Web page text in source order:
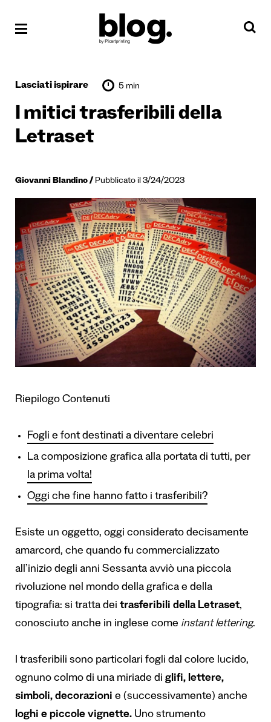
Lasciati ispirare 5 min
I mitici trasferibili della
Letraset
Giovanni Blandino Pubblicato il 3/24/2023
Riepilogo Contenuti
Fogli e font destinati a diventare celebri
La composizione grafica alla portata di tutti, per
la prima volta!
Oggi che fine hanno fatto i trasferibili?
Esiste un oggetto, oggi considerato decisamente
amarcord, che quando fu commercializzato
all’inizio degli anni Sessanta avviò una piccola
rivoluzione nel mondo della grafica e della
tipografia: si tratta dei trasferibili della Letraset,
conosciuto anche in inglese come instant lettering.
I trasferibili sono particolari fogli dal colore lucido,
ognuno colmo di una miriade di glifi, lettere,
simboli, decorazioni e (successivamente) anche
loghi e piccole vignette. Uno strumento